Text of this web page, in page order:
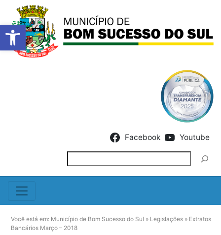
Barra de Ferramentas
Facebook Youtube
Você está em: Município de Bom Sucesso do Sul » Legislações » Extratos
Bancários Março – 2018